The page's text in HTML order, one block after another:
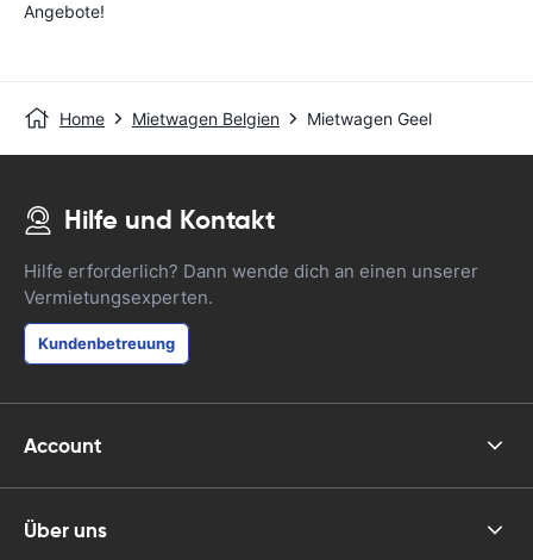
Angebote!
Home Mietwagen Belgien Mietwagen Geel
Hilfe und Kontakt
Hilfe erforderlich? Dann wende dich an einen unserer
Vermietungsexperten.
Kundenbetreuung
Account
Über uns